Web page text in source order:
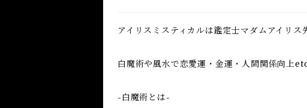
アイリスミスティカルは鑑定士マダムアイリ
白魔術や風水で恋愛運・金運・人間関係向上
-白魔術とは-